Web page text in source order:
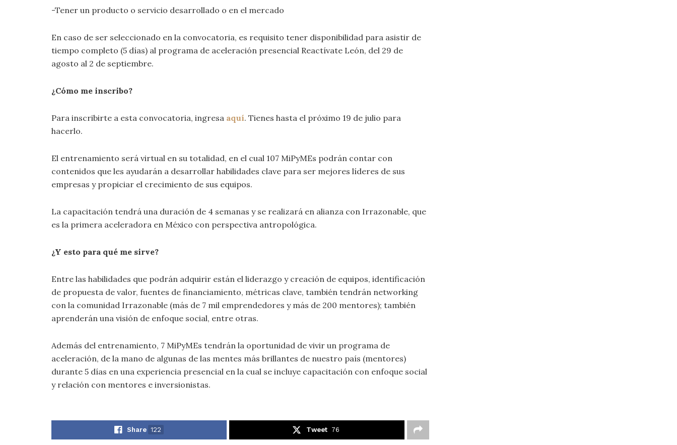
-Tener un producto o servicio desarrollado o en el mercado
En caso de ser seleccionado en la convocatoria, es requisito tener disponibilidad para asistir de
tiempo completo (5 días) al programa de aceleración presencial Reactívate León, del 29 de
agosto al 2 de septiembre.
¿Cómo me inscribo?
Para inscribirte a esta convocatoria, ingresa aquí. Tienes hasta el próximo 19 de julio para
hacerlo.
El entrenamiento será virtual en su totalidad, en el cual 107 MiPyMEs podrán contar con
contenidos que les ayudarán a desarrollar habilidades clave para ser mejores líderes de sus
empresas y propiciar el crecimiento de sus equipos.
La capacitación tendrá una duración de 4 semanas y se realizará en alianza con Irrazonable, que
es la primera aceleradora en México con perspectiva antropológica.
¿Y esto para qué me sirve?
Entre las habilidades que podrán adquirir están el liderazgo y creación de equipos, identificación
de propuesta de valor, fuentes de financiamiento, métricas clave, también tendrán networking
con la comunidad Irrazonable (más de 7 mil emprendedores y más de 200 mentores); también
aprenderán una visión de enfoque social, entre otras.
Además del entrenamiento, 7 MiPyMEs tendrán la oportunidad de vivir un programa de
aceleración, de la mano de algunas de las mentes más brillantes de nuestro país (mentores)
durante 5 días en una experiencia presencial en la cual se incluye capacitación con enfoque social
y relación con mentores e inversionistas.
Share 122 Tweet 76